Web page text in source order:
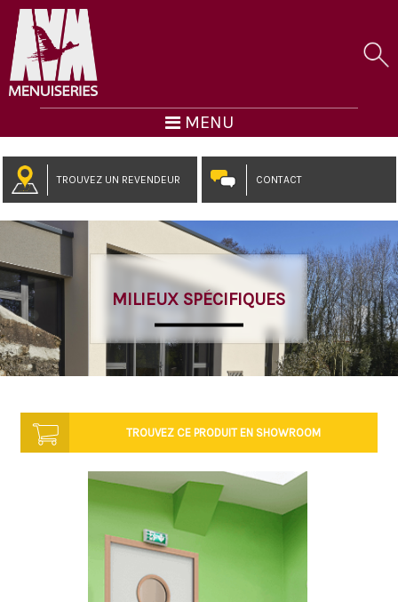
MENU
TROUVEZ UN REVENDEUR CONTACT
MILIEUX SPÉCIFIQUES
TROUVEZ CE PRODUIT EN SHOWROOM